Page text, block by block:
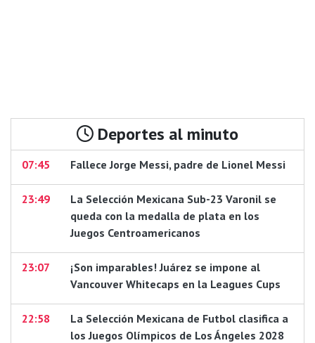
Deportes al minuto
07:45 Fallece Jorge Messi, padre de Lionel Messi
23:49
La Selección Mexicana Sub-23 Varonil se
queda con la medalla de plata en los
Juegos Centroamericanos
23:07
¡Son imparables! Juárez se impone al
Vancouver Whitecaps en la Leagues Cups
22:58
La Selección Mexicana de Futbol clasifica a
los Juegos Olímpicos de Los Ángeles 2028